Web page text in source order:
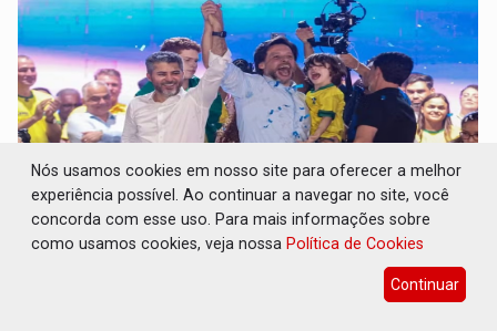
BLOCO BOLSONARISTA: PL oficializa
coligação Juntos por Rondônia e confirma
Nós usamos cookies em nosso site para oferecer a melhor
experiência possível. Ao continuar a navegar no site, você
concorda com esse uso. Para mais informações sobre
como usamos cookies, veja nossa Política de Cookies
Continuar